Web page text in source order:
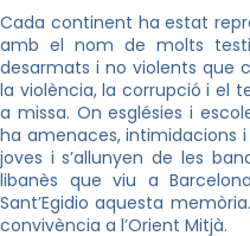
Cada continent ha estat
amb el nom de molts
desarmats i no violents que
la violència, la corrupció i el
a missa. On esglésies i
ha amenaces, intimidacions i
joves i s’allunyen de les
libanès que viu a
Sant’Egidio aquesta
convivència a l’Orient Mitjà.